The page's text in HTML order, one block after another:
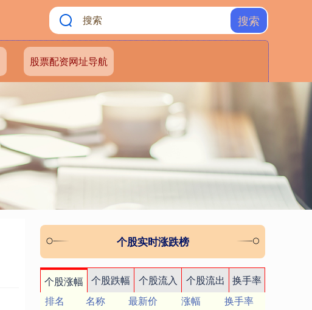
搜索
股票配资网址导航
个股实时涨跌榜
个股涨幅 个股跌幅 个股流入 个股流出
换手率
排名
名称 最新价 涨幅
换手率